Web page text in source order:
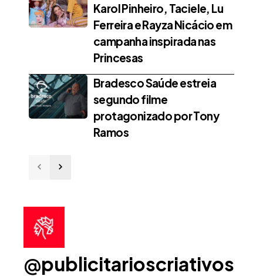
Karol Pinheiro, Taciele, Lu
Ferreira e Rayza Nicácio em
campanha inspirada nas
Princesas
Bradesco Saúde estreia
segundo filme
protagonizado por Tony
Ramos
@publicitarioscriativos